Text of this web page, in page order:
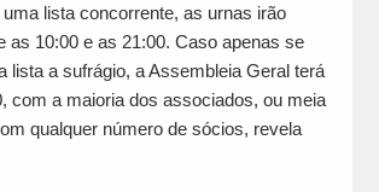
lista concorrente, as urnas irão
as 10:00 e as 21:00. Caso apenas se
lista a sufrágio, a Assembleia Geral terá
com a maioria dos associados, ou meia
qualquer número de sócios, revela